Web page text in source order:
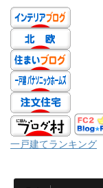
一戸建てランキング